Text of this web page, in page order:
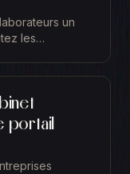
un
les
portail